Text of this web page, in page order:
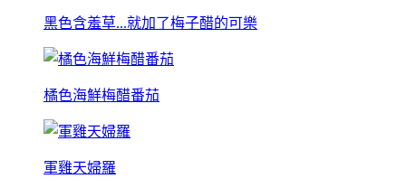
黑色含羞草...就加了梅子醋的可樂
橘色海鮮梅醋番茄
軍雞天婦羅